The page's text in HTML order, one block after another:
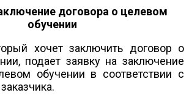
договора о целевом
обучении
хочет заключить договор о
подает заявку на заключение
обучении в соответствии с